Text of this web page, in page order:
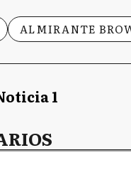
ALMIRANTE
1